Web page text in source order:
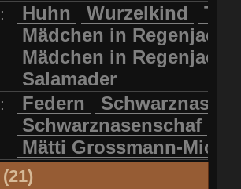
: Huhn Wurzelkind
Mädchen in
Mädchen in Regenjacke
Salamader
: Federn
Schwarznasenschaf
Mätti Grossmann-